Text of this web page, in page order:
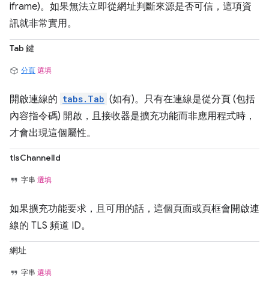
iframe)。如果無法立即從網址判斷來源是否可信，這項資
訊就非常實用。
Tab 鍵
分頁 選填
開啟連線的 tabs.Tab (如有)。只有在連線是從分頁 (包括
內容指令碼) 開啟，且接收器是擴充功能而非應用程式時，
才會出現這個屬性。
tlsChannelId
字串 選填
如果擴充功能要求，且可用的話，這個頁面或頁框會開啟連
線的 TLS 頻道 ID。
網址
字串 選填